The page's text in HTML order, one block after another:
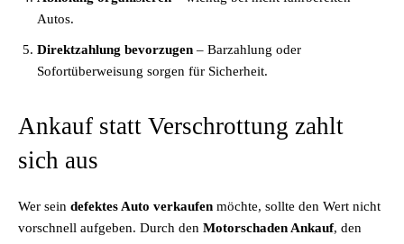
Autos.
Direktzahlung bevorzugen – Barzahlung oder
Sofortüberweisung sorgen für Sicherheit.
Ankauf statt Verschrottung zahlt
sich aus
Wer sein defektes Auto verkaufen möchte, sollte den Wert nicht
vorschnell aufgeben. Durch den Motorschaden Ankauf, den